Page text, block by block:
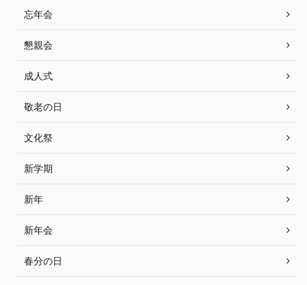
忘年会
懇親会
成人式
敬老の日
文化祭
新学期
新年
新年会
春分の日